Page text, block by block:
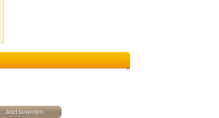
Jetzt bewerten